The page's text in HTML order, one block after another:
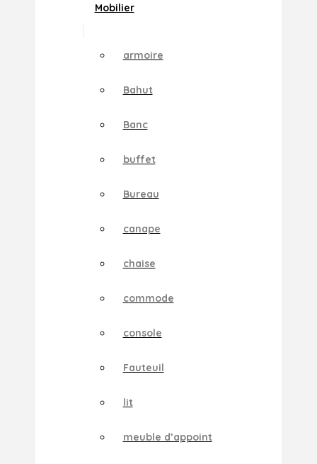
Mobilier
armoire
Bahut
Banc
buffet
Bureau
canape
chaise
commode
console
Fauteuil
lit
meuble d’appoint